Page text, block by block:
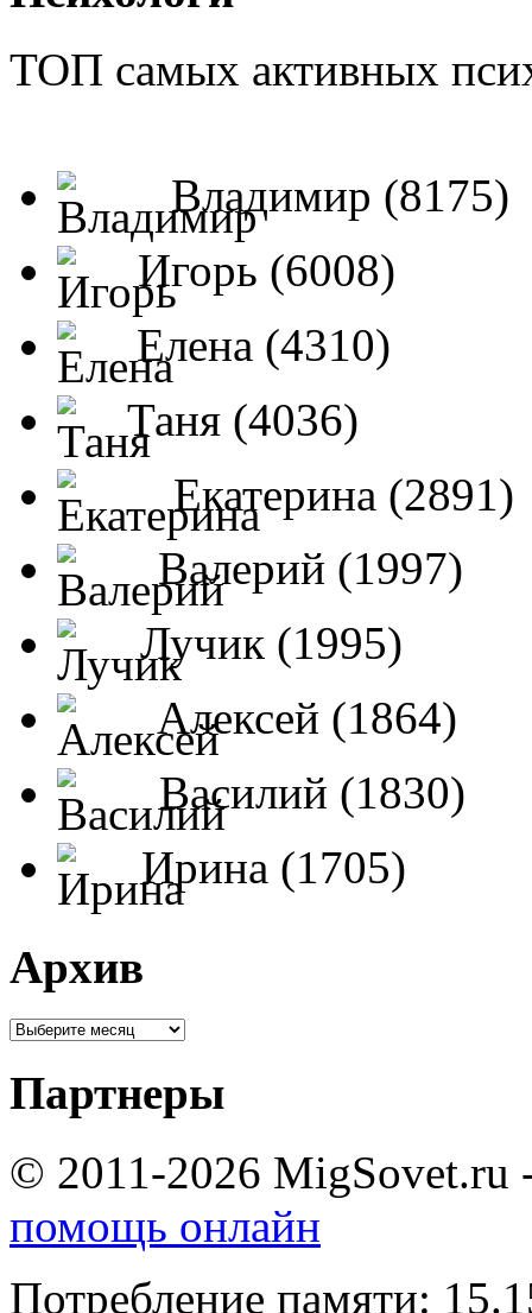
ТОП самых активных
Владимир (8175)
Игорь (6008)
Елена (4310)
Таня (4036)
Екатерина (2891)
Валерий (1997)
Лучик (1995)
Алексей (1864)
Василий (1830)
Ирина (1705)
Архив
Партнеры
© 2011-2026 MigSovet.ru
помощь онлайн
Потребление памяти: